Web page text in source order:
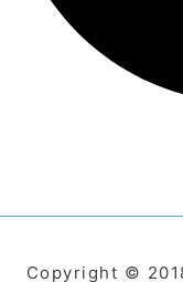
Copyright ©